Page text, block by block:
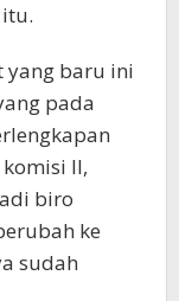
yang baru ini
pada
II,
biro
ke
sudah